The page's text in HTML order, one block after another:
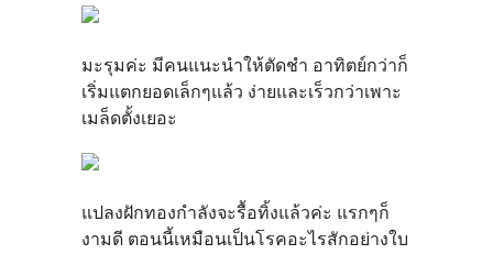
มะรุมค่ะ มีคนแนะนำให้ตัดชำ อาทิตย์กว่าก็
เริ่มแตกยอดเล็กๆแล้ว ง่ายและเร็วกว่าเพาะ
เมล็ดตั้งเยอะ
แปลงฝักทองกำลังจะรื้อทิ้งแล้วค่ะ แรกๆก็
งามดี ตอนนี้เหมือนเป็นโรคอะไรสักอย่างใบ